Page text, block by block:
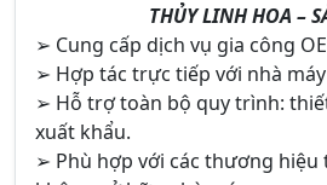
THỦY LINH HOA –
➢ Cung cấp dịch vụ gia công
➢ Hợp tác trực tiếp với nhà
➢ Hỗ trợ toàn bộ quy trình:
xuất khẩu.
➢ Phù hợp với các thương